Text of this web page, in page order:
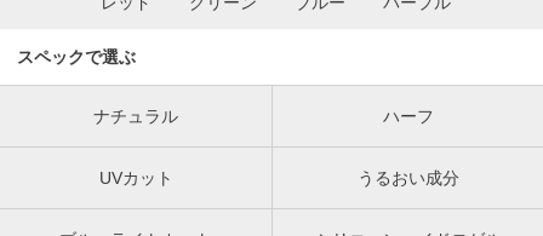
スペックで選ぶ
ナチュラル ハーフ
UVカット うるおい成分